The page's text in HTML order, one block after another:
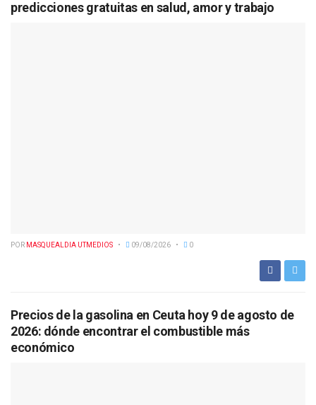
predicciones gratuitas en salud, amor y trabajo
POR MASQUEALDIA UTMEDIOS 09/08/2026 0
Precios de la gasolina en Ceuta hoy 9 de agosto de
2026: dónde encontrar el combustible más
económico